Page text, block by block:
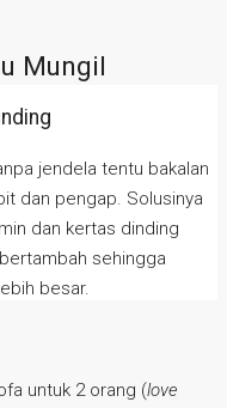
Mungil
jendela tentu bakalan
dan pengap. Solusinya
dan kertas dinding
sehingga
besar.
untuk 2 orang (love